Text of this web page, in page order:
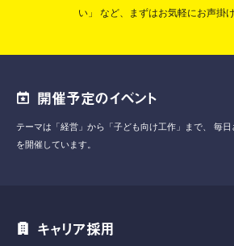
い」
など、まずはお気軽にお声掛け
開催予定のイベント
テーマは「経営」から「子ども向け工作」まで、
毎日
を開催しています。
キャリア採用